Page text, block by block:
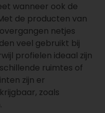
wanneer ook de
de producten van
netjes
veel gebruikt bij
profielen ideaal zijn
ruimtes of
zijn er
zoals